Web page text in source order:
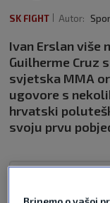
SK FIGHT Autor:
Ivan Erslan više
Guilherme Cruz
svjetska MMA
ugovore s
hrvatski
svoju prvu